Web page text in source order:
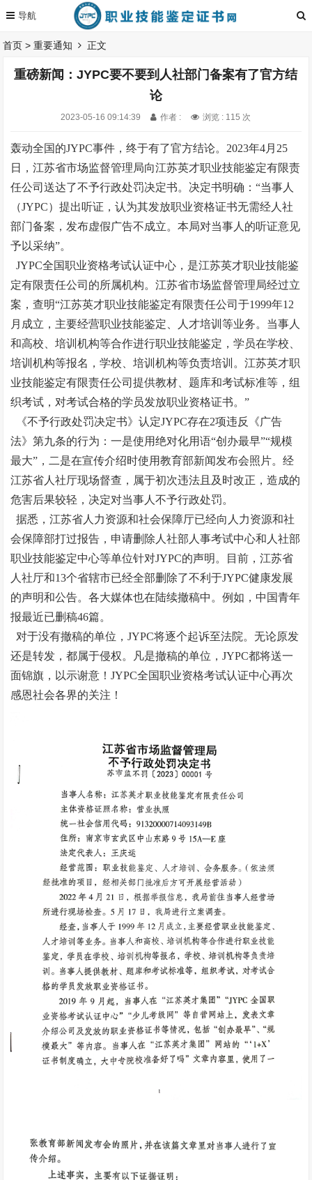
首页 >重要通知 正文
重磅新闻：JYPC要不要到人社部门备案有了官方结
论
2023-05-16 09:14:39 作者 : 浏览 : 115 次
轰动全国的JYPC事件，终于有了官方结论。2023年4月25
日，江苏省市场监督管理局向江苏英才职业技能鉴定有限责
任公司送达了不予行政处罚决定书。决定书明确：“当事人
（JYPC）提出听证，认为其发放职业资格证书无需经人社
部门备案，发布虚假广告不成立。本局对当事人的听证意见
予以采纳”。
JYPC全国职业资格考试认证中心，是江苏英才职业技能鉴
定有限责任公司的所属机构。江苏省市场监督管理局经过立
案，查明“江苏英才职业技能鉴定有限责任公司于1999年12
月成立，主要经营职业技能鉴定、人才培训等业务。当事人
和高校、培训机构等合作进行职业技能鉴定，学员在学校、
培训机构等报名，学校、培训机构等负责培训。江苏英才职
业技能鉴定有限责任公司提供教材、题库和考试标准等，组
织考试，对考试合格的学员发放职业资格证书。”
《不予行政处罚决定书》认定JYPC存在2项违反《广告
法》第九条的行为：一是使用绝对化用语“创办最早”“规模
最大”，二是在宣传介绍时使用教育部新闻发布会照片。经
江苏省人社厅现场督查，属于初次违法且及时改正，造成的
危害后果较轻，决定对当事人不予行政处罚。
据悉，江苏省人力资源和社会保障厅已经向人力资源和社
会保障部打过报告，申请删除人社部人事考试中心和人社部
职业技能鉴定中心等单位针对JYPC的声明。目前，江苏省
人社厅和13个省辖市已经全部删除了不利于JYPC健康发展
的声明和公告。各大媒体也在陆续撤稿中。例如，中国青年
报最近已删稿46篇。
对于没有撤稿的单位，JYPC将逐个起诉至法院。无论原发
还是转发，都属于侵权。凡是撤稿的单位，JYPC都将送一
面锦旗，以示谢意！JYPC全国职业资格考试认证中心再次
感恩社会各界的关注！